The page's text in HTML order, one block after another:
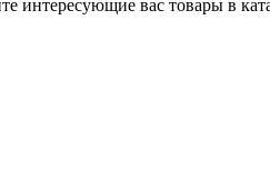
интересующие вас товары в